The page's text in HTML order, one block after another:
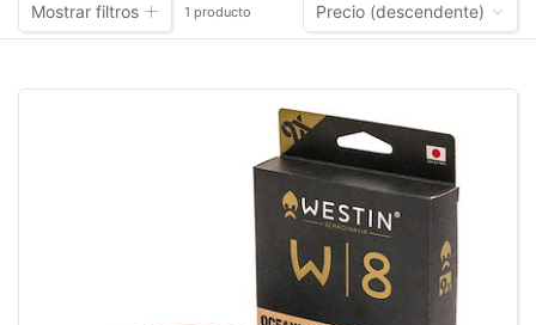
Mostrar filtros 1 producto Precio (descendente)